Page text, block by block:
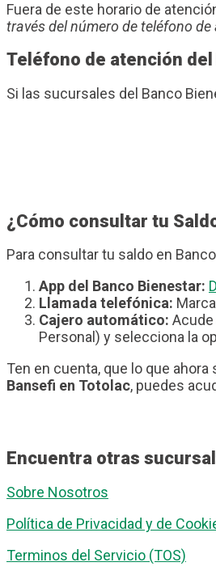
Fuera de este horario de
través del número de teléfono de
Teléfono de atención
Si las sucursales del Banco
¿Cómo consultar tu
Para consultar tu saldo en
App del Banco Bienestar:
Llamada telefónica: Marca
Cajero automático:
Personal) y selecciona la
Ten en cuenta, que lo que
Bansefi en Totolac, puedes
Encuentra otras
Sobre Nosotros
Política de Privacidad y de
Terminos del Servicio (TOS)